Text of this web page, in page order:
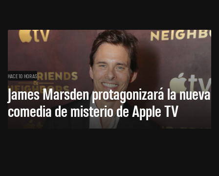
HACE 10 HORAS
James Marsden protagonizará la nueva
comedia de misterio de Apple TV